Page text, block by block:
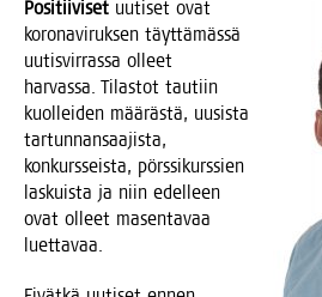
Posi­tii­vi­set uuti­set ovat
koro­na­vi­ruk­sen täyt­tä­mäs­sä
uutis­vir­ras­sa olleet
har­vas­sa. Tilas­tot tau­tiin
kuol­lei­den mää­räs­tä, uusis­ta
tar­tun­nan­saa­jis­ta,
kon­kurs­seis­ta, pörs­si­kurs­sien
las­kuis­ta ja niin edel­leen
ovat olleet masen­ta­vaa
luettavaa.